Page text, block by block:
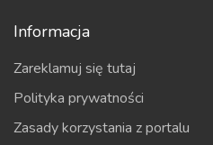
Informacja
Zareklamuj się tutaj
Polityka prywatności
Zasady korzystania z portalu